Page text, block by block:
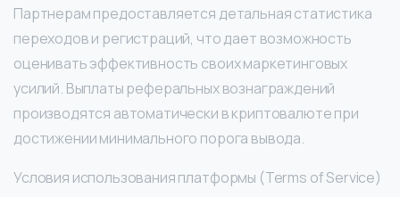
Партнерам предоставляется детальная статистика
переходов и регистраций, что дает возможность
оценивать эффективность своих маркетинговых
усилий. Выплаты реферальных вознаграждений
производятся автоматически в криптовалюте при
достижении минимального порога вывода.
Условия использования платформы (Terms of Service)